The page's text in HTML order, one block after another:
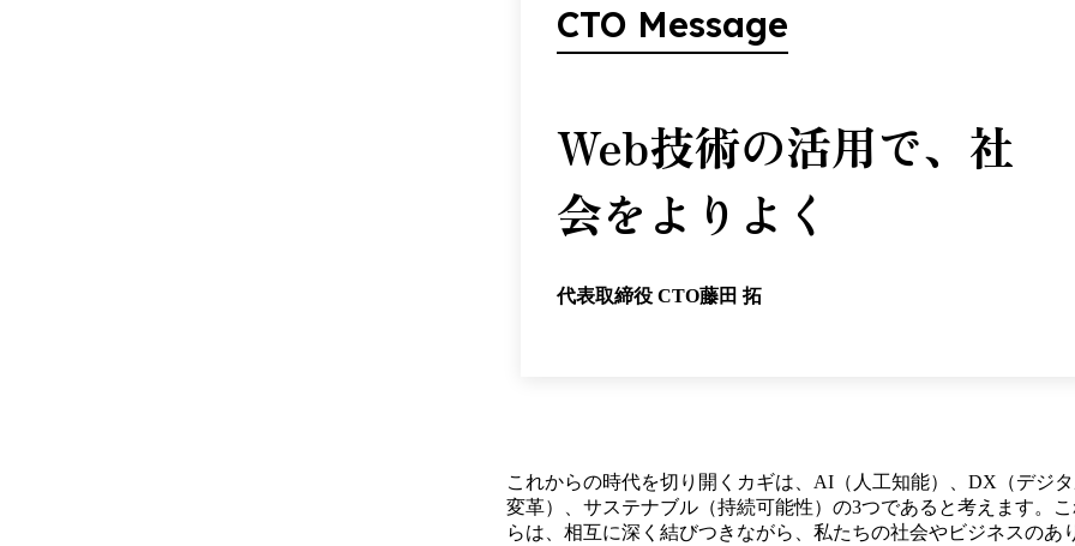
CTO Message
Web技術の活用で、社
会をよりよく
代表取締役 CTO藤田 拓
これからの時代を切り開くカギは、AI（人工知能）、DX（デジ
変革）、サステナブル（持続可能性）の3つであると考えます。
らは、相互に深く結びつきながら、私たちの社会やビジネスのあ